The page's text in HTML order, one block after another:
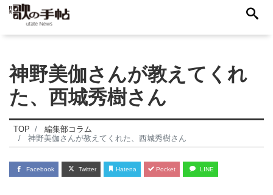
神野美伽さんが教えてくれ
た、西城秀樹さん
TOP
編集部コラム
神野美伽さんが教えてくれた、西城秀樹さん
Facebook Twitter Hatena Pocket LINE